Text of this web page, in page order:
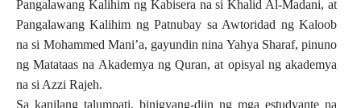
Pangalawang Kalihim ng Kabisera na si Khalid Al-Madani, at
Pangalawang Kalihim ng Patnubay sa Awtoridad ng Kaloob
na si Mohammed Mani’a, gayundin nina Yahya Sharaf, pinuno
ng Matataas na Akademya ng Quran, at opisyal ng akademya
na si Azzi Rajeh.
Sa kanilang talumpati, binigyang-diin ng mga estudyante na